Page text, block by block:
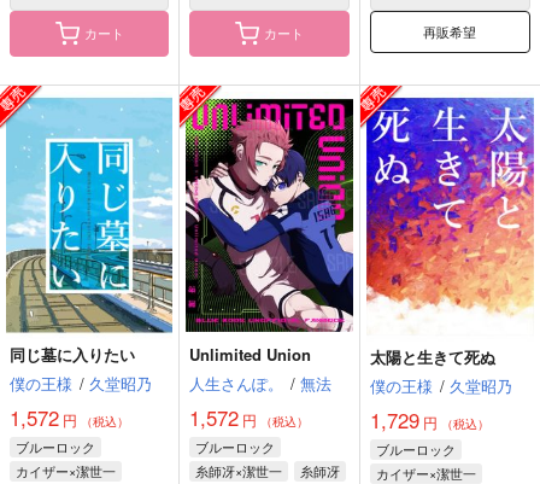
カート カート 再販希望
同じ墓に入りたい
僕の王様 / 久堂昭乃
1,572 円 （税込）
ブルーロック
カイザー×潔世一
Unlimited Union
人生さんぽ。
/ 無法
1,572 円 （税込）
ブルーロック
糸師冴×潔世一
糸師冴
太陽と生きて死ぬ
僕の王様 / 久堂昭乃
1,729円 （税込）
ブルーロック
カイザー×潔世一